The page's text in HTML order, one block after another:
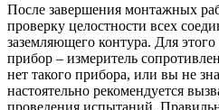
После завершения монтажных
проверку целостности всех
заземляющего контура. Для
прибор – измеритель
нет такого прибора, или вы не
настоятельно рекомендуется
проведения испытаний.